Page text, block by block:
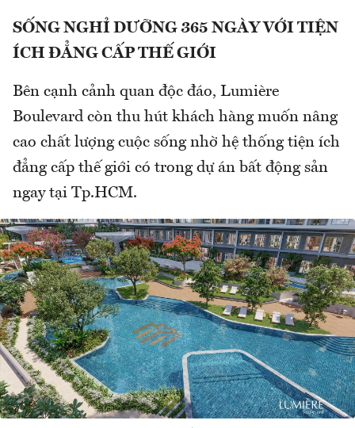
SỐNG NGHỈ DƯỠNG 365 NGÀY VỚI TIỆN
ÍCH ĐẲNG CẤP THẾ GIỚI
Bên cạnh cảnh quan độc đáo, Lumière
Boulevard còn thu hút khách hàng muốn nâng
cao chất lượng cuộc sống nhờ hệ thống tiện ích
đẳng cấp thế giới có trong dự án bất động sản
ngay tại Tp.HCM.